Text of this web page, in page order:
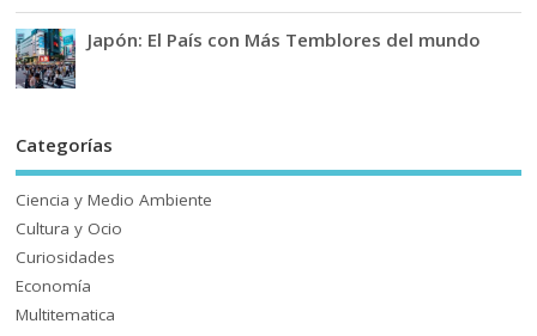
Japón: El País con Más Temblores del mundo
Categorías
Ciencia y Medio Ambiente
Cultura y Ocio
Curiosidades
Economía
Multitematica